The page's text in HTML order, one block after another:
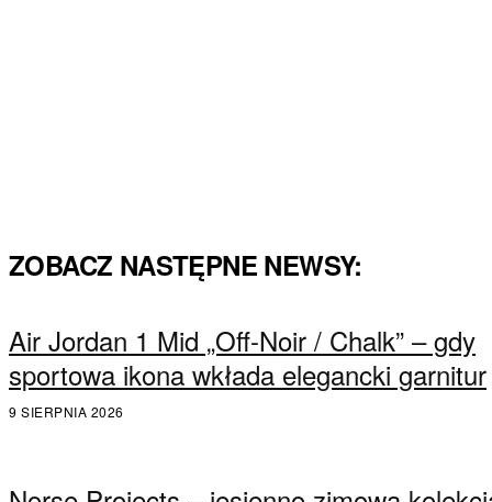
ZOBACZ NASTĘPNE NEWSY:
Air Jordan 1 Mid „Off-Noir / Chalk” – gdy
sportowa ikona wkłada elegancki garnitur
9 SIERPNIA 2026